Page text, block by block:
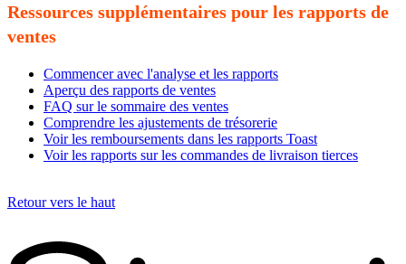
Ressources supplémentaires pour les rapports de
ventes
Commencer avec l'analyse et les rapports
Aperçu des rapports de ventes
FAQ sur le sommaire des ventes
Comprendre les ajustements de trésorerie
Voir les remboursements dans les rapports Toast
Voir les rapports sur les commandes de livraison tierces
Retour vers le haut